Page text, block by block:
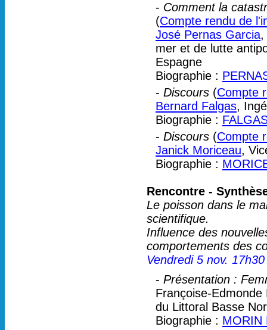
- Comment la
(Compte rendu de
José Pernas Garcia,
mer et de lutte
Espagne
Biographie :
- Discours (Compte
Bernard Falgas,
Biographie :
- Discours (Compte
Janick Moriceau,
Biographie :
Rencontre -
Le poisson dans le
scientifique.
Influence des
comportements des
Vendredi 5 nov. 17h30
- Présentation :
Françoise-Edmonde
du Littoral Basse
Biographie : MORIN